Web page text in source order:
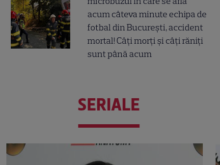
acum câteva minute echipa de
fotbal din București, accident
mortal! Câți morți și câți răniți
sunt până acum
SERIALE